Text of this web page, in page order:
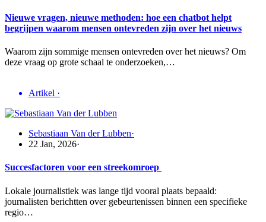
Nieuwe vragen, nieuwe methoden: hoe een chatbot helpt
begrijpen waarom mensen ontevreden zijn over het nieuws
Waarom zijn sommige mensen ontevreden over het nieuws? Om
deze vraag op grote schaal te onderzoeken,…
Artikel ·
Sebastiaan Van der Lubben·
22 Jan, 2026·
Succesfactoren voor een streekomroep
Lokale journalistiek was lange tijd vooral plaats bepaald:
journalisten berichtten over gebeurtenissen binnen een specifieke
regio…